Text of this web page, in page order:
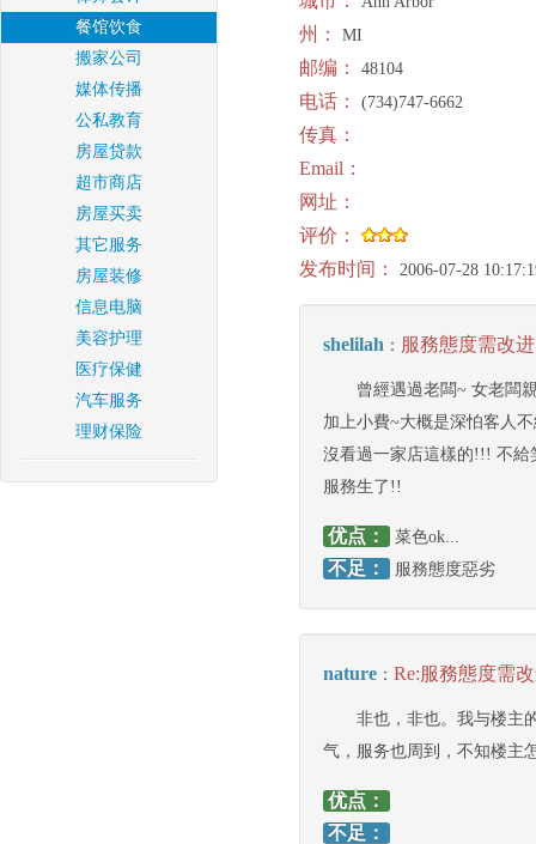
餐馆饮食
搬家公司
媒体传播
公私教育
房屋贷款
超市商店
房屋买卖
其它服务
房屋装修
信息电脑
美容护理
医疗保健
汽车服务
理财保险
州： MI
邮编： 48104
电话： (734)747-6662
传真：
Email：
网址：
评价：
发布时间：
2006-07-28
shelilah ： 服務態度需改进
曾經遇過老闆~ 女老闆
加上小費~大概是深怕客人
沒看過一家店這樣的!!! 不給
服務生了!!
优点： 菜色ok...
不足： 服務態度惡劣
nature ： Re:服務態度需
非也，非也。我与楼主
气，服务也周到，不知楼主
优点：
不足：